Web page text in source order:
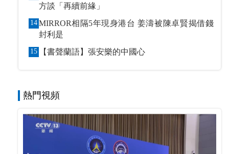
方談「再續前緣」
14 MIRROR相隔5年現身港台 姜濤被陳卓賢揭借錢
封利是
15 【書聲蘭語】張安樂的中國心
熱門視頻